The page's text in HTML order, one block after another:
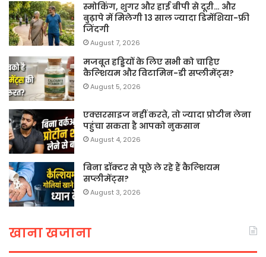
स्मोकिंग, शुगर और हाई बीपी से दूरी… और
बुढ़ापे में मिलेगी 13 साल ज्यादा डिमेंशिया-फ्री
जिंदगी
August 7, 2026
मजबूत हड्डियों के लिए सभी को चाहिए
कैल्शियम और विटामिन-डी सप्लीमेंट्स?
August 5, 2026
एक्सरसाइज नहीं करते, तो ज्यादा प्रोटीन लेना
पहुंचा सकता है आपको नुकसान
August 4, 2026
बिना डॉक्टर से पूछे ले रहे हैं कैल्शियम
सप्लीमेंट्स?
August 3, 2026
खाना खजाना